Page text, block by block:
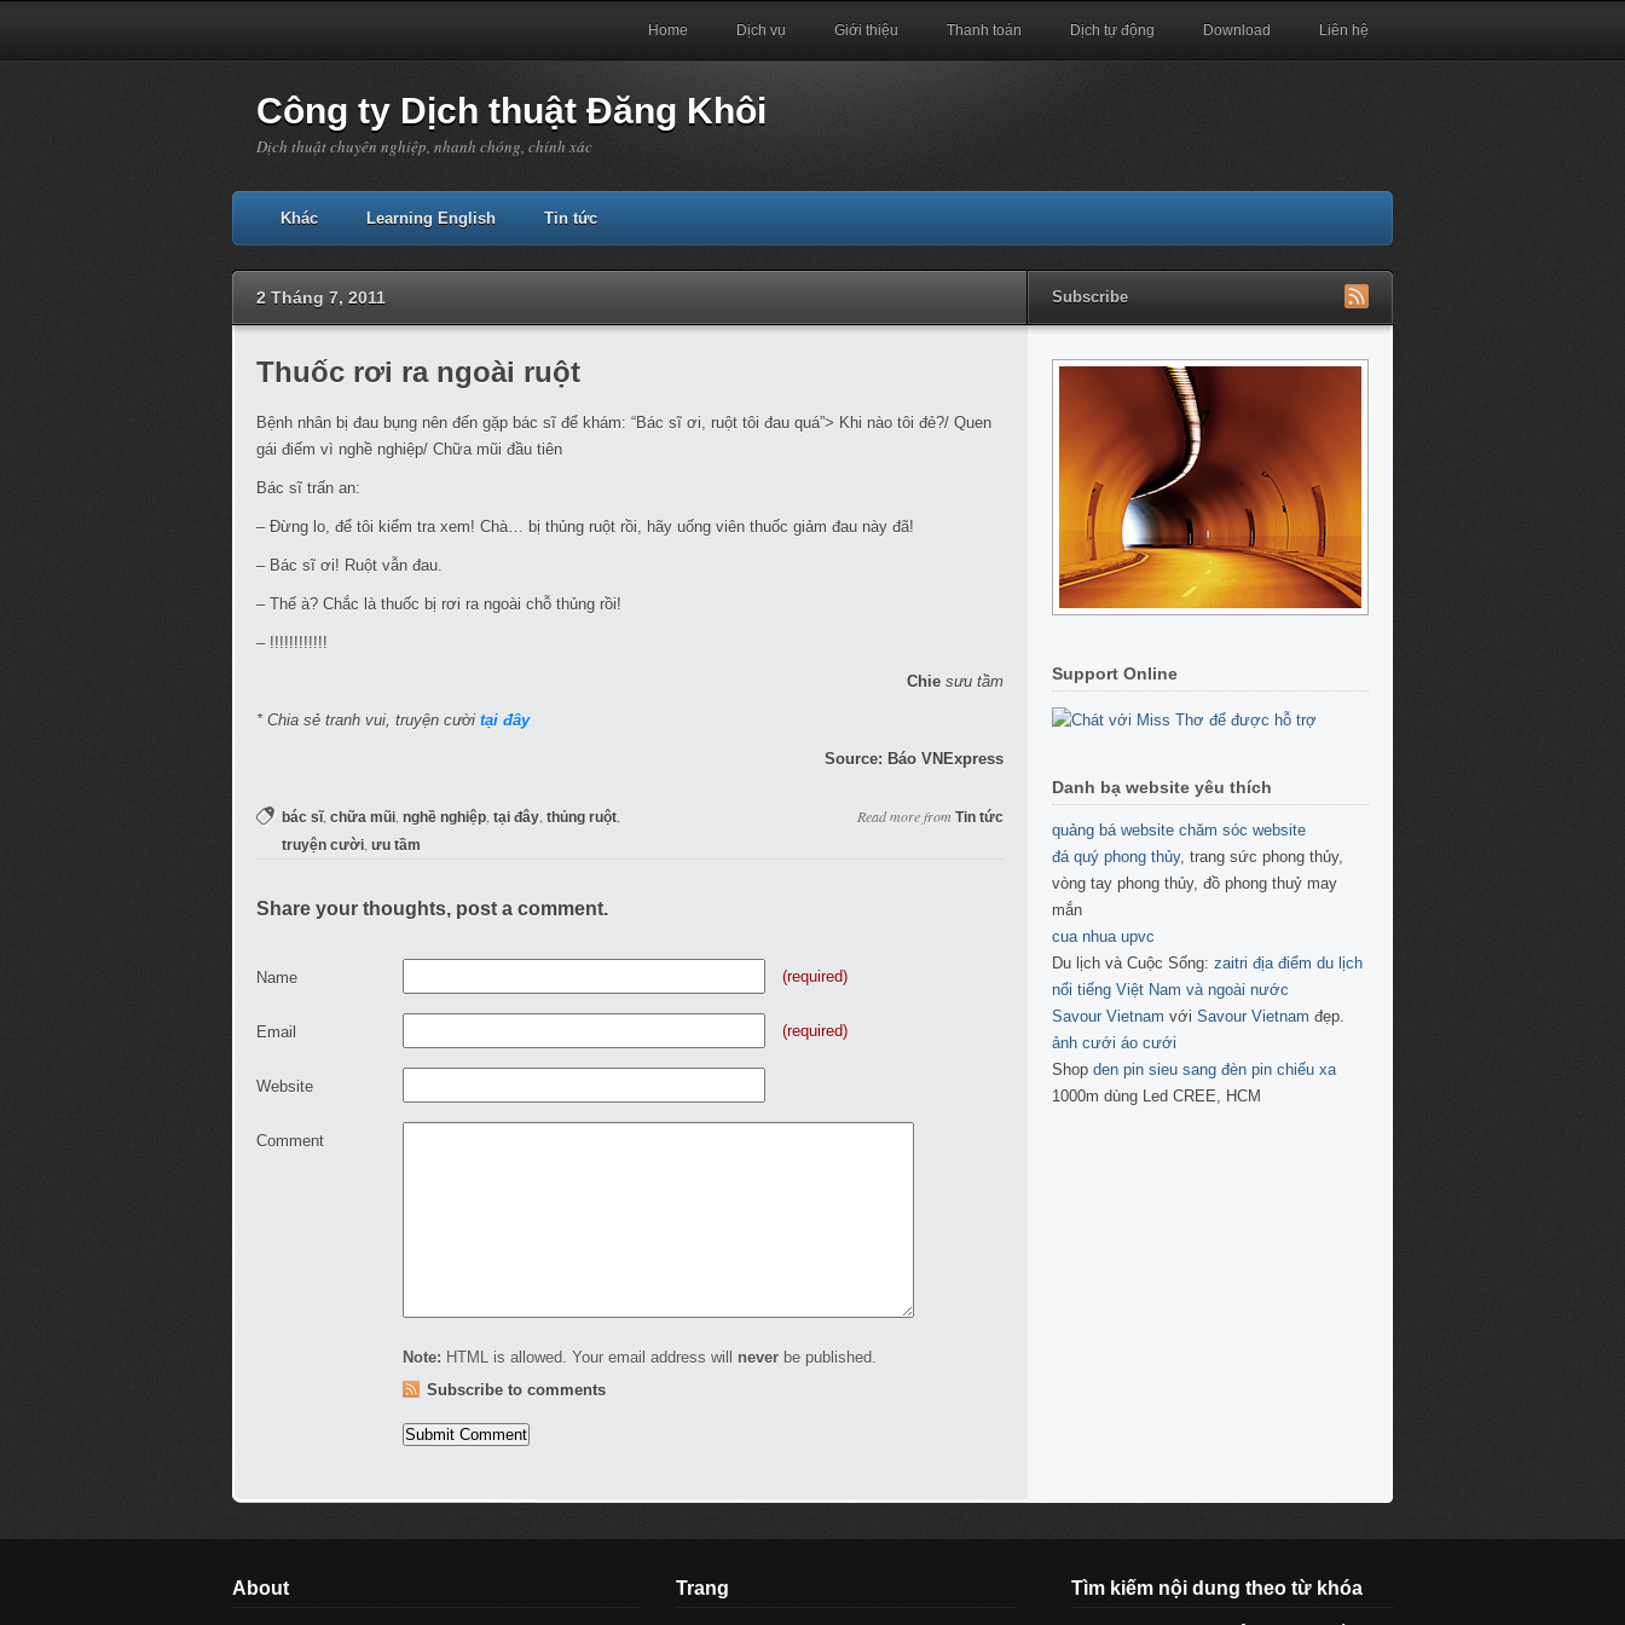
Home Dịch vụ Giới thiệu Thanh toán Dịch tự động Download Liên hệ
Công ty Dịch thuật Đăng Khôi
Dịch thuật chuyên nghiệp, nhanh chóng, chính xác
Khác Learning English Tin tức
2 Tháng 7, 2011 Subscribe
Thuốc rơi ra ngoài ruột
Bệnh nhân bị đau bụng nên đến gặp bác sĩ để khám: “Bác sĩ ơi, ruột tôi đau quá”> Khi nào tôi đẻ?/ Quen
gái điếm vì nghề nghiệp/ Chữa mũi đầu tiên
Bác sĩ trấn an:
– Đừng lo, để tôi kiểm tra xem! Chà… bị thủng ruột rồi, hãy uống viên thuốc giảm đau này đã!
– Bác sĩ ơi! Ruột vẫn đau.
– Thế à? Chắc là thuốc bị rơi ra ngoài chỗ thủng rồi!
– !!!!!!!!!!!!
Chie sưu tầm
* Chia sẻ tranh vui, truyện cười tại đây
Source: Báo VNExpress
Read more from Tin tức
bác sĩ, chữa mũi nghề nghiệp tại đây thủng ruột
truyện cười ưu tầm
Share your thoughts, post a comment.
Name (required)
Email (required)
Website
Comment
Note: HTML is allowed. Your email address will never be published.
Subscribe to comments
Support Online
Danh bạ website yêu thích
quảng bá website chăm sóc website
đá quý phong thủy, trang sức phong thủy,
vòng tay phong thủy, đồ phong thuỷ may
mắn
cua nhua upvc
Du lịch và Cuộc Sống: zaitri địa điểm du lịch
nổi tiếng Việt Nam và ngoài nước
Savour Vietnam với Savour Vietnam đẹp.
ảnh cưới áo cưới
Shop den pin sieu sang đèn pin chiếu xa
1000m dùng Led CREE, HCM
About Trang Tìm kiếm nội dung theo từ khóa